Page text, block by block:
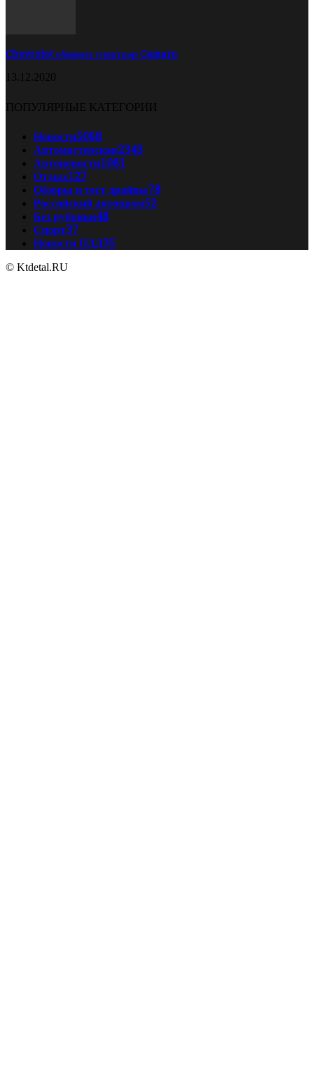
Chevrolet обновил спорткар Camaro
13.12.2020
ПОПУЛЯРНЫЕ КАТЕГОРИИ
Новости5068
Автомастерская2343
Автоновости1081
Отдых127
Обзоры и тест драйвы78
Российский автопром52
Без рубрики48
Спорт37
Новости ПДД35
© Ktdetal.RU